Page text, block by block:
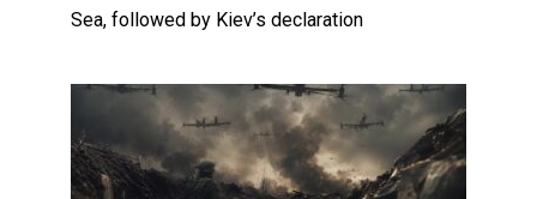
Sea, followed by Kiev’s declaration